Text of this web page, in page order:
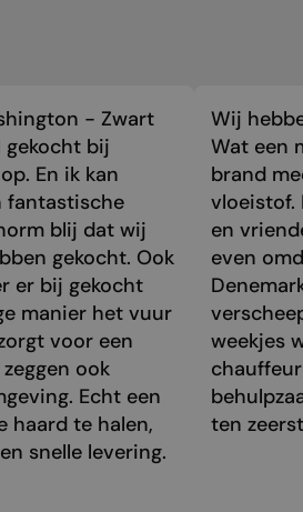
- Zwart
bij
En ik kan
fantastische
blij dat wij
gekocht. Ook
er bij gekocht
manier het vuur
voor een
ook
Echt een
haard te halen,
snelle levering.
Wij
Wat een
brand
vloeistof.
en
even
weekjes
ten